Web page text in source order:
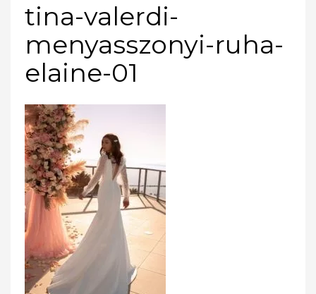
tina-valerdi-
menyasszonyi-ruha-
elaine-01